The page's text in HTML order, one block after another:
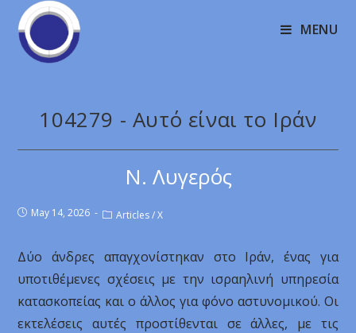
MENU
104279 - Αυτό είναι το Ιράν
Ν. Λυγερός
May 14, 2026 Articles / X
Δύο άνδρες απαγχονίστηκαν στο Ιράν, ένας για
υποτιθέμενες σχέσεις με την ισραηλινή υπηρεσία
κατασκοπείας και ο άλλος για φόνο αστυνομικού. Οι
εκτελέσεις αυτές προστίθενται σε άλλες, με τις